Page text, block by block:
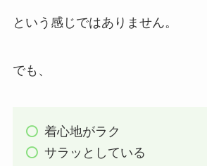
という感じではありません。
でも、
着心地がラク
サラッとしている